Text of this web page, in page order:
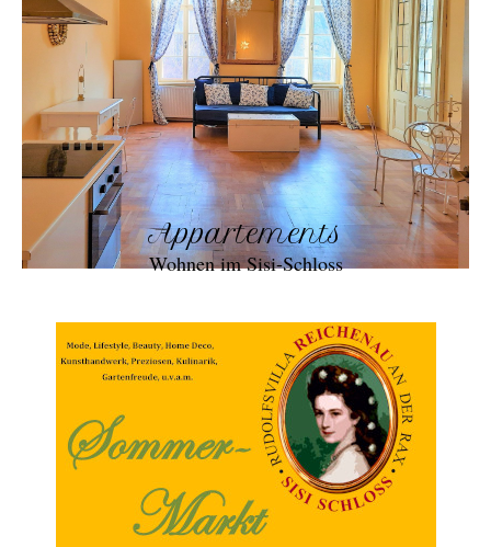
Appartements
Wohnen im Sisi-Schloss